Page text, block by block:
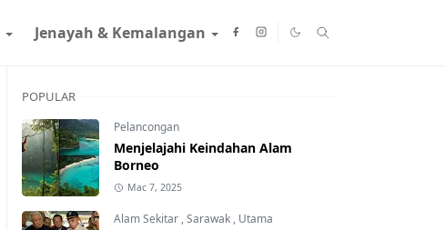
Jenayah & Kemalangan
POPULAR
Pelancongan
Menjelajahi Keindahan Alam
Borneo
Mac 7, 2025
Alam Sekitar ,Sarawak , Utama